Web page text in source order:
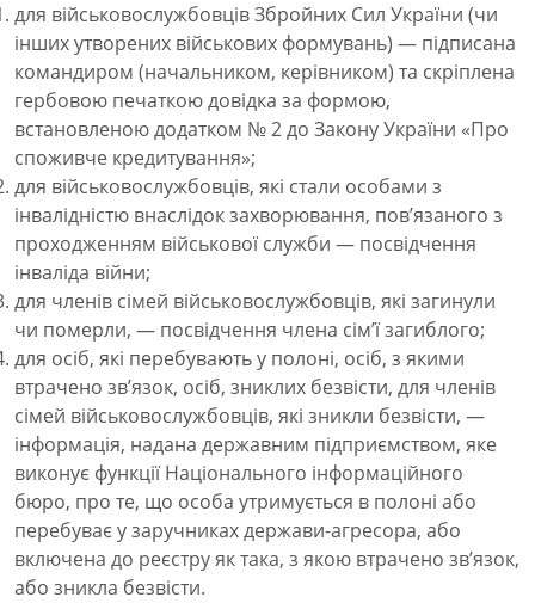
для військовослужбовців Збройних Сил України (чи
інших утворених військових формувань) — підписана
командиром (начальником, керівником) та скріплена
гербовою печаткою довідка за формою,
встановленою додатком № 2 до Закону України «Про
споживче кредитування»;
для військовослужбовців, які стали особами з
інвалідністю внаслідок захворювання, пов’язаного з
проходженням військової служби — посвідчення
інваліда війни;
для членів сімей військовослужбовців, які загинули
чи померли, — посвідчення члена сім’ї загиблого;
для осіб, які перебувають у полоні, осіб, з якими
втрачено зв’язок, осіб, зниклих безвісти, для членів
сімей військовослужбовців, які зникли безвісти, —
інформація, надана державним підприємством, яке
виконує функції Національного інформаційного
бюро, про те, що особа утримується в полоні або
перебуває у заручниках держави-агресора, або
включена до реєстру як така, з якою втрачено зв’язок,
або зникла безвісти.